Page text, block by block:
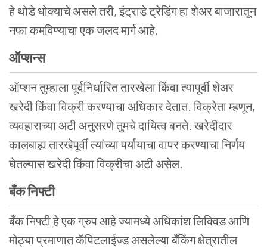
हे थोडे धोक्याचे असले तरी, इंट्राडे ट्रेडिंग हा शेअर बाजारातून
नफा कमविण्याचा एक जलद मार्ग आहे.
ऑप्शन्स
ऑप्शन तुम्हाला पूर्वनिर्धारित तारखेला किंवा त्यापूर्वी शेअर
खरेदी किंवा विक्री करण्याचा अधिकार देतात. विक्रेता म्हणून,
व्यवहाराच्या अटी अनुसरणे तुमचे दायित्व बनते. खरेदीदार
कालबाह्य तारखेपूर्वी त्यांच्या पर्यायाचा वापर करण्याचा निर्णय
घेतल्यास खरेदी किंवा विक्रीचा अटी असेल.
बँकनिफ्टी
बँक निफ्टी हे एक ग्रुप आहे ज्यामध्ये अधिकांश लिक्विड आणि
मोठ्या प्रमाणात कॅपिटलाईज्ड असलेल्या बँकिंग क्षेत्रातील